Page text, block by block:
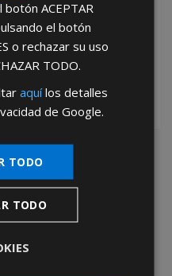
tiendas y empresas minoristas y
botónACEPTAR
el botón
o rechazar su uso
TODO.
aquílos detalles
de Google.
TODO
TODO